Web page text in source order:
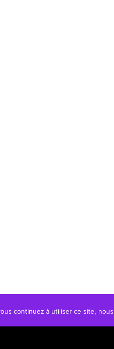
continuez à utiliser ce site,